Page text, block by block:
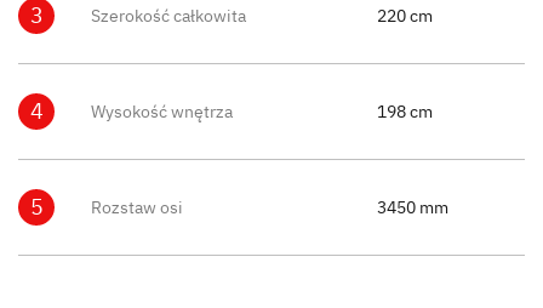
3 Szerokość całkowita 220 cm
4 Wysokość wnętrza 198 cm
5 Rozstaw osi 3450 mm